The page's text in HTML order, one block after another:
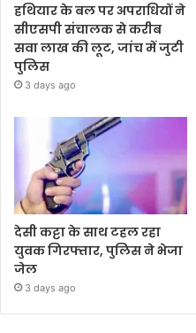
हथियार के बल पर अपराधियों ने
सीएसपी संचालक से करीब
सवा लाख की लूट, जांच में जुटी
पुलिस
3 days ago
देसी कट्टा के साथ टहल रहा
युवक गिरफ्तार, पुलिस ने भेजा
जेल
3 days ago